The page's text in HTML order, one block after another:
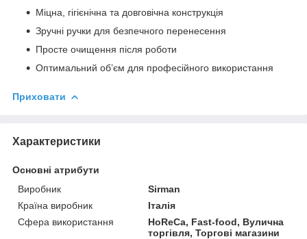
Міцна, гігієнічна та довговічна конструкція
Зручні ручки для безпечного перенесення
Просте очищення після роботи
Оптимальний об’єм для професійного використання
Приховати
Характеристики
Основні атрибути
Виробник
Sirman
Країна виробник
Італія
Сфера використання
HoReCa, Fast-food, Вулична
торгівля, Торгові магазини